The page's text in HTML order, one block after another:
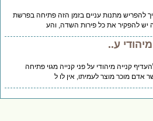
מתנות עניים בזמן הזה פתיחה בפרשת
את כל פירות השדה, והע
ע..
מיהודי על פני קנייה מגוי פתיחה
מוכר מוצר לעמיתו, אין לו ל